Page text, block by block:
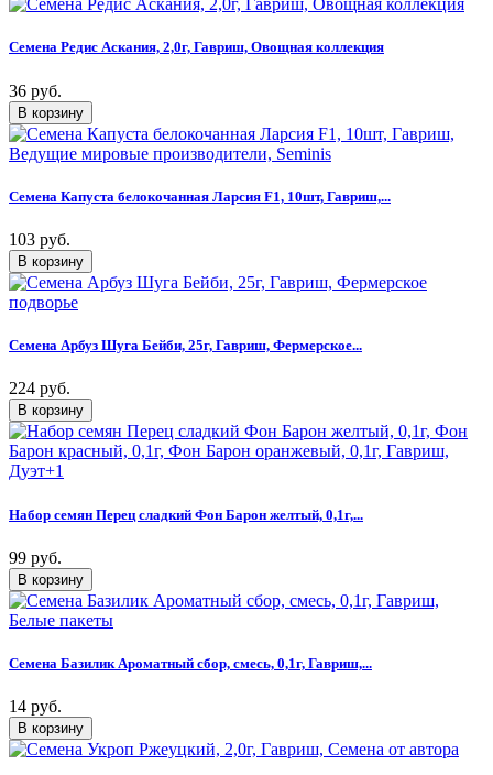
Семена Редис Аскания, 2,0г, Гавриш, Овощная коллекция
36 руб.
Семена Капуста белокочанная Ларсия F1, 10шт, Гавриш,...
103 руб.
Семена Арбуз Шуга Бейби, 25г, Гавриш, Фермерское...
224 руб.
Набор семян Перец сладкий Фон Барон желтый, 0,1г,...
99 руб.
Семена Базилик Ароматный сбор, смесь, 0,1г, Гавриш,...
14 руб.